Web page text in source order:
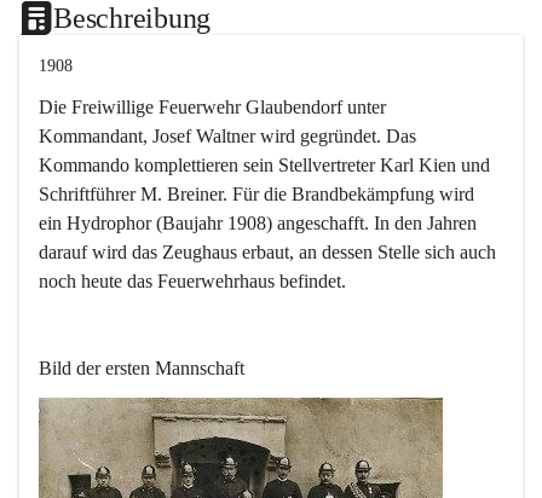
Beschreibung
1908
Die Freiwillige Feuerwehr Glaubendorf unter
Kommandant, Josef Waltner wird gegründet. Das
Kommando komplettieren sein Stellvertreter Karl Kien und
Schriftführer M. Breiner. Für die Brandbekämpfung wird
ein Hydrophor (Baujahr 1908) angeschafft. In den Jahren
darauf wird das Zeughaus erbaut, an dessen Stelle sich auch
noch heute das Feuerwehrhaus befindet.
Bild der ersten Mannschaft